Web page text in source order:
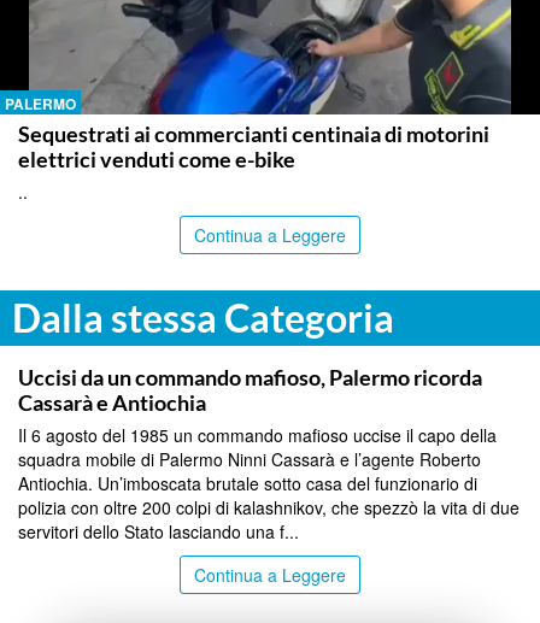
PALERMO
Sequestrati ai commercianti centinaia di motorini
elettrici venduti come e-bike
..
Continua a Leggere
Dalla stessa Categoria
PALERMO
Uccisi da un commando mafioso, Palermo ricorda
Cassarà e Antiochia
Il 6 agosto del 1985 un commando mafioso uccise il capo della
squadra mobile di Palermo Ninni Cassarà e l’agente Roberto
Antiochia. Un’imboscata brutale sotto casa del funzionario di
polizia con oltre 200 colpi di kalashnikov, che spezzò la vita di due
servitori dello Stato lasciando una f...
Continua a Leggere